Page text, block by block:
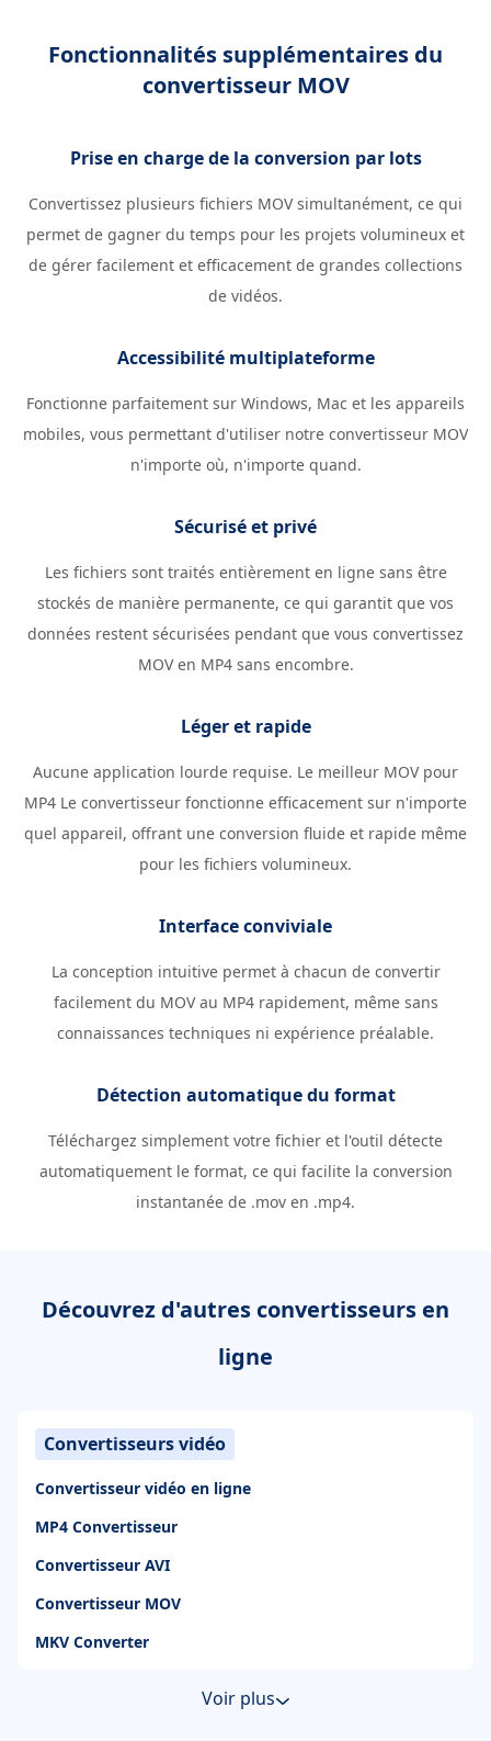
Fonctionnalités supplémentaires du
convertisseur MOV
Prise en charge de la conversion par lots
Convertissez plusieurs fichiers MOV simultanément, ce qui
permet de gagner du temps pour les projets volumineux et
de gérer facilement et efficacement de grandes collections
de vidéos.
Accessibilité multiplateforme
Fonctionne parfaitement sur Windows, Mac et les appareils
mobiles, vous permettant d'utiliser notre convertisseur MOV
n'importe où, n'importe quand.
Sécurisé et privé
Les fichiers sont traités entièrement en ligne sans être
stockés de manière permanente, ce qui garantit que vos
données restent sécurisées pendant que vous convertissez
MOV en MP4 sans encombre.
Léger et rapide
Aucune application lourde requise. Le meilleur MOV pour
MP4 Le convertisseur fonctionne efficacement sur n'importe
quel appareil, offrant une conversion fluide et rapide même
pour les fichiers volumineux.
Interface conviviale
La conception intuitive permet à chacun de convertir
facilement du MOV au MP4 rapidement, même sans
connaissances techniques ni expérience préalable.
Détection automatique du format
Téléchargez simplement votre fichier et l'outil détecte
automatiquement le format, ce qui facilite la conversion
instantanée de .mov en .mp4.
Découvrez d'autres convertisseurs en
ligne
Convertisseurs vidéo
Convertisseur vidéo en ligne
MP4 Convertisseur
Convertisseur AVI
Convertisseur MOV
MKV Converter
Voir plus